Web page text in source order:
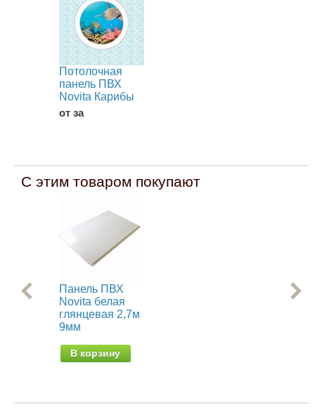
Потолочная
панель ПВХ
Novita Карибы
от за
С этим товаром покупают
Панель ПВХ
Novita белая
глянцевая 2,7м
9мм
В корзину